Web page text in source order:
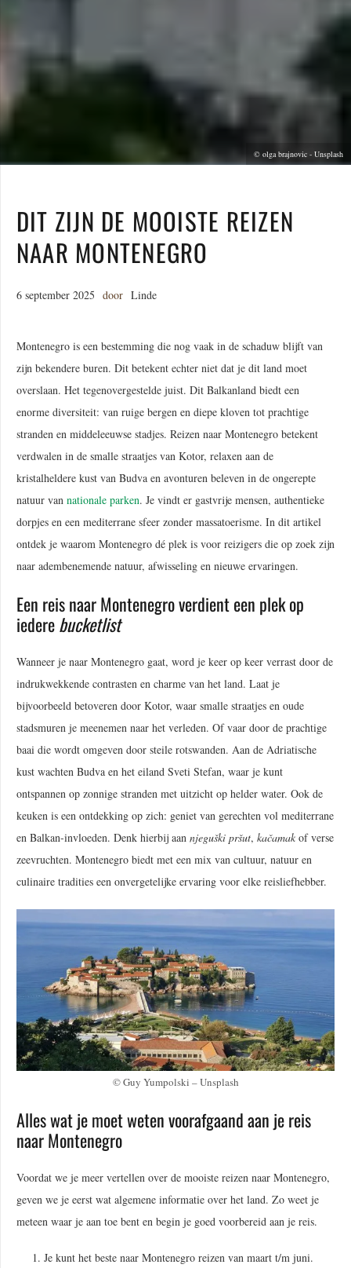
© olga brajnovic - Unsplash
DIT ZIJN DE MOOISTE REIZEN
NAAR MONTENEGRO
6 september 2025 door Linde
Montenegro is een bestemming die nog vaak in de schaduw blijft van
zijn bekendere buren. Dit betekent echter niet dat je dit land moet
overslaan. Het tegenovergestelde juist. Dit Balkanland biedt een
enorme diversiteit: van ruige bergen en diepe kloven tot prachtige
stranden en middeleeuwse stadjes. Reizen naar Montenegro betekent
verdwalen in de smalle straatjes van Kotor, relaxen aan de
kristalheldere kust van Budva en avonturen beleven in de ongerepte
natuur van nationale parken. Je vindt er gastvrije mensen, authentieke
dorpjes en een mediterrane sfeer zonder massatoerisme. In dit artikel
ontdek je waarom Montenegro dé plek is voor reizigers die op zoek zijn
naar adembenemende natuur, afwisseling en nieuwe ervaringen.
Een reis naar Montenegro verdient een plek op
iederebucketlist
Wanneer je naar Montenegro gaat, word je keer op keer verrast door de
indrukwekkende contrasten en charme van het land. Laat je
bijvoorbeeld betoveren door Kotor, waar smalle straatjes en oude
stadsmuren je meenemen naar het verleden. Of vaar door de prachtige
baai die wordt omgeven door steile rotswanden. Aan de Adriatische
kust wachten Budva en het eiland Sveti Stefan, waar je kunt
ontspannen op zonnige stranden met uitzicht op helder water. Ook de
keuken is een ontdekking op zich: geniet van gerechten vol mediterrane
en Balkan-invloeden. Denk hierbij aan njeguški pršut, kačamak of verse
zeevruchten. Montenegro biedt met een mix van cultuur, natuur en
culinaire tradities een onvergetelijke ervaring voor elke reisliefhebber.
© Guy Yumpolski – Unsplash
Alles wat je moet weten voorafgaand aan je reis
naar Montenegro
Voordat we je meer vertellen over de mooiste reizen naar Montenegro,
geven we je eerst wat algemene informatie over het land. Zo weet je
meteen waar je aan toe bent en begin je goed voorbereid aan je reis.
Je kunt het beste naar Montenegro reizen van maart t/m juni.